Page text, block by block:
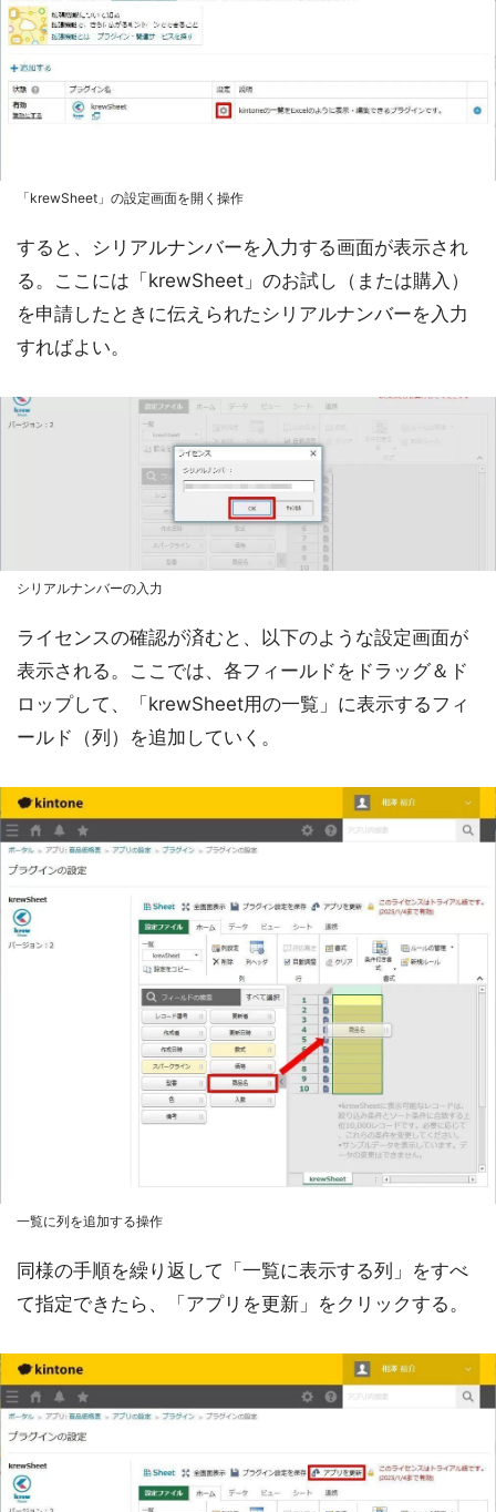
「krewSheet」の設定画面を開く操作
すると、シリアルナンバーを入力する画面が表示され
る。ここには「krewSheet」のお試し（または購入）
を申請したときに伝えられたシリアルナンバーを入力
すればよい。
シリアルナンバーの入力
ライセンスの確認が済むと、以下のような設定画面が
表示される。ここでは、各フィールドをドラッグ＆ド
ロップして、「krewSheet用の一覧」に表示するフィ
ールド（列）を追加していく。
一覧に列を追加する操作
同様の手順を繰り返して「一覧に表示する列」をすべ
て指定できたら、「アプリを更新」をクリックする。